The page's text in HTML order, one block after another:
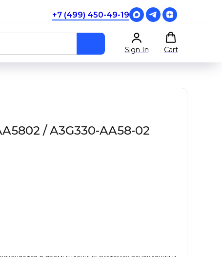
+7 (499) 450-49-19
Sign In Cart
/ A3G330-AA58-02